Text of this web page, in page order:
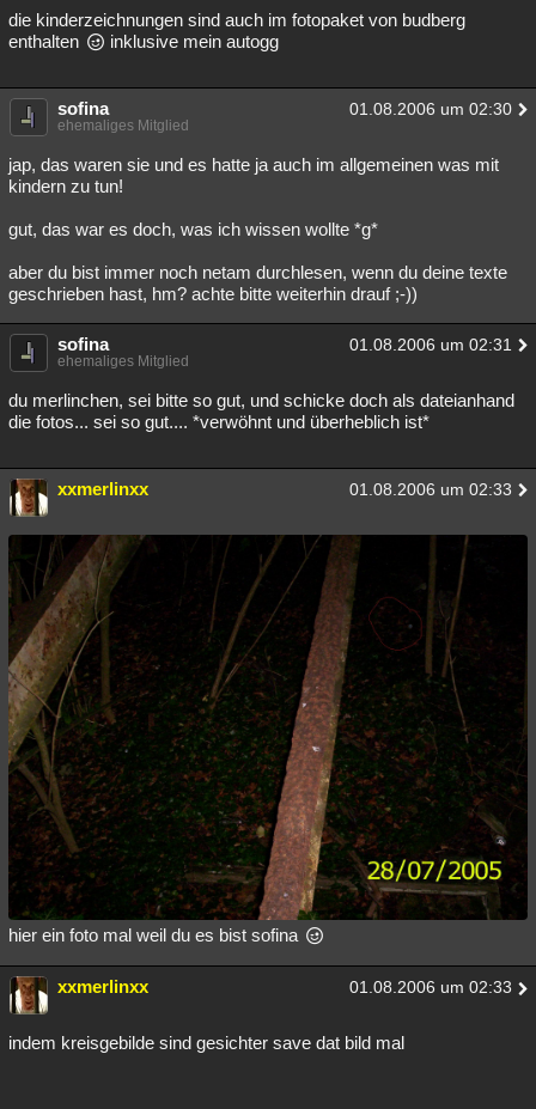
die kinderzeichnungen sind auch im fotopaket von budberg
enthalten
inklusive mein autogg
sofina 01.08.2006 um 02:30
ehemaliges Mitglied
jap, das waren sie und es hatte ja auch im allgemeinen was mit
kindern zu tun!
gut, das war es doch, was ich wissen wollte *g*
aber du bist immer noch netam durchlesen, wenn du deine texte
geschrieben hast, hm? achte bitte weiterhin drauf ;-))
sofina 01.08.2006 um 02:31
ehemaliges Mitglied
du merlinchen, sei bitte so gut, und schicke doch als dateianhand
die fotos... sei so gut.... *verwöhnt und überheblich ist*
xxmerlinxx 01.08.2006 um 02:33
hier ein foto mal weil du es bist sofina
xxmerlinxx 01.08.2006 um 02:33
indem kreisgebilde sind gesichter save dat bild mal